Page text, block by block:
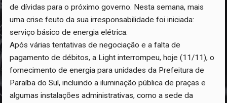
de dívidas para o próximo governo. Nesta semana, mais
uma crise feuto da sua irresponsabilidade foi iniciada:
serviço básico de energia elétrica.
Após várias tentativas de negociação e a falta de
pagamento de débitos, a Light interrompeu, hoje (11/11), o
fornecimento de energia para unidades da Prefeitura de
Paraíba do Sul, incluindo a iluminação pública de praças e
algumas instalações administrativas, como a sede da